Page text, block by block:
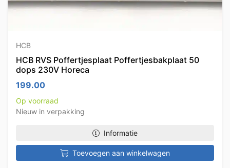
HCB
HCB RVS Poffertjesplaat Poffertjesbakplaat 50
dops 230V Horeca
199.00
Op voorraad
Nieuw in verpakking
Informatie
Toevoegen aan winkelwagen